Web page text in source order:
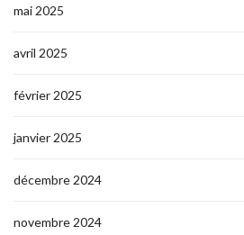
mai 2025
avril 2025
février 2025
janvier 2025
décembre 2024
novembre 2024